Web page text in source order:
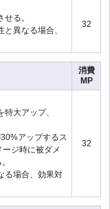
る。
異なる場合、
32
消費
MP
大アップ、
アップするス
ジ時に被ダメ
る場合、効果対
32